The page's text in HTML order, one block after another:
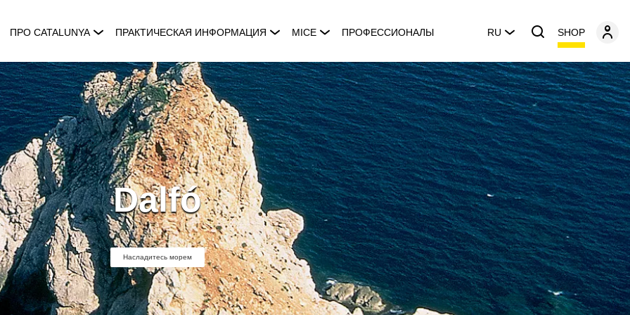
ПРО CATALUNYA ПРАКТИЧЕСКАЯ ИНФОРМАЦИЯ MICE ПРОФЕССИОНАЛЫ RU SHOP
Dalfó
Насладитесь морем